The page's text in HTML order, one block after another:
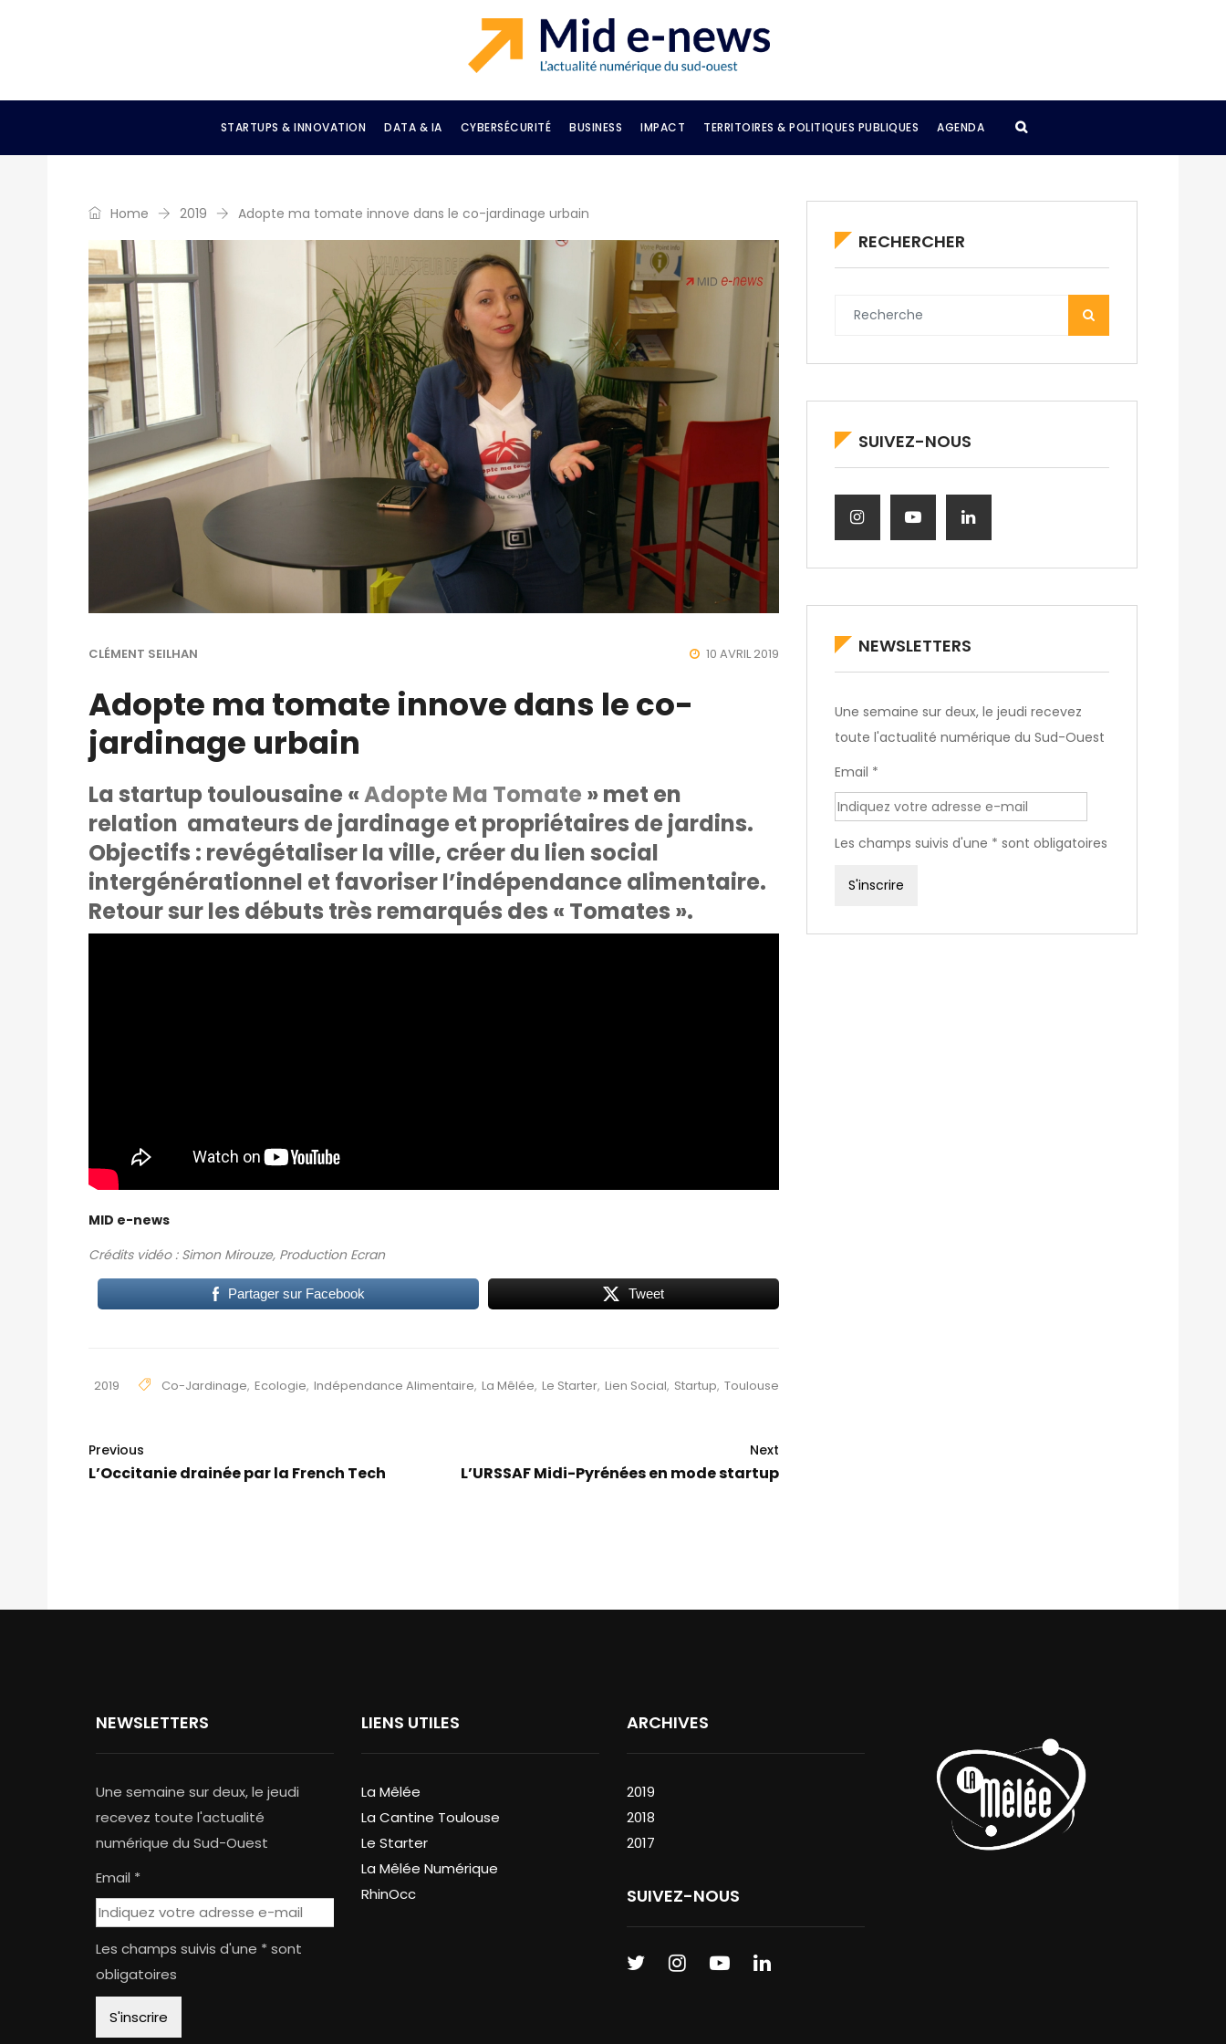
STARTUPS & INNOVATION DATA & IA CYBERSÉCURITÉ BUSINESS IMPACT TERRITOIRES & POLITIQUES PUBLIQUES AGENDA
Home 2019 Adopte ma tomate innove dans le co-jardinage urbain
CLÉMENT SEILHAN 10 AVRIL 2019
Adopte ma tomate innove dans le co-
jardinage urbain
La startup toulousaine «Adopte Ma Tomate » met en
relation amateurs de jardinage et propriétaires de jardins.
Objectifs : revégétaliser la ville, créer du lien social
intergénérationnel et favoriser l’indépendance alimentaire.
Retour sur les débuts très remarqués des « Tomates ».
MID e-news
Crédits vidéo : Simon Mirouze, Production Ecran
Partager sur Facebook Tweet
2019 Co-Jardinage, Ecologie, Indépendance Alimentaire, La Mêlée, Le Starter, Lien Social, Startup, Toulouse
Previous
L’Occitanie drainée par la French Tech
Next
L’URSSAF Midi-Pyrénées en mode startup
RECHERCHER
SUIVEZ-NOUS
NEWSLETTERS
Une semaine sur deux, le jeudi recevez
toute l'actualité numérique du Sud-Ouest
Email *
Les champs suivis d'une * sont obligatoires
NEWSLETTERS
Une semaine sur deux, le jeudi
recevez toute l'actualité
numérique du Sud-Ouest
Email *
Les champs suivis d'une * sont
obligatoires
LIENS UTILES
La Mêlée
La Cantine Toulouse
Le Starter
La Mêlée Numérique
RhinOcc
ARCHIVES
2019
2018
2017
SUIVEZ-NOUS